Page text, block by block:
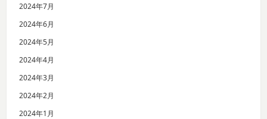
2024年7月
2024年6月
2024年5月
2024年4月
2024年3月
2024年2月
2024年1月